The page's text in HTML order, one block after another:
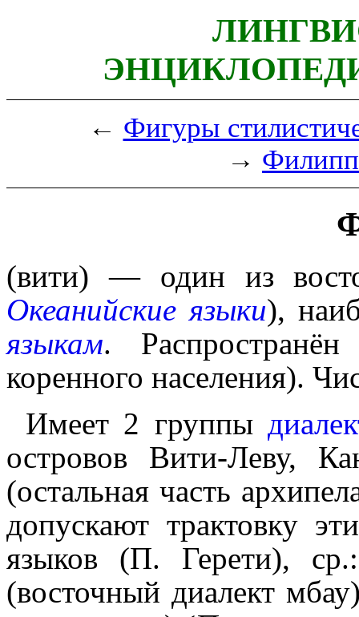
← Фигуры
→
(вити) — один из
Океанийские языки),
языкам.
коренного населения).
Имеет 2 группы
островов Вити-Леву,
(остальная часть
допускают трактовку
языков (П. Герети),
(восточный диалект